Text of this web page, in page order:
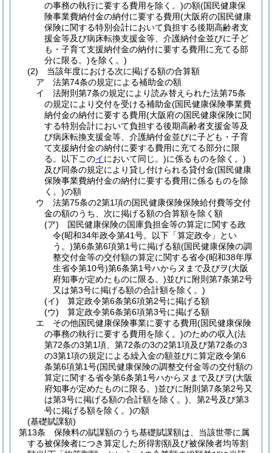
の事務の執行に要する費用を除く。)の額(国民健康保
険事業費納付金の納付に要する費用(大阪府の国民健康
保険に関する特別会計において負担する後期高齢者支
援金等及び病床転換支援金等、介護納付金並びに子ど
も・子育て支援納付金の納付に要する費用に充てる部
分に限る。)を除く。)
(2)
当該年度における次に掲げる額の合算額
ア
法第74条の規定による補助金の額
イ
法附則第7条の規定により読み替えられた法第75条
の規定により交付を受ける補助金(国民健康保険事業費
納付金の納付に要する費用(大阪府の国民健康保険に関
する特別会計において負担する後期高齢者支援金等及
び病床転換支援金等、介護納付金並びに子ども・子育
て支援納付金の納付に要する費用に充てる部分に限
る。以下このイにおいて同じ。)に係るものを除く。)
及び同条の規定により貸し付けられる貸付金(国民健康
保険事業費納付金の納付に要する費用に係るものを除
く。)の額
ウ
法第75条の2第1項の国民健康保険保険給付費等交付
金の額のうち、次に掲げる額の合算額を除く額
(ア)
国民健康保険の国庫負担金等の算定に関する政
令(昭和34年政令第41号。以下「算定政令」とい
う。)第6条第6項第1号に掲げる額(国民健康保険の調
整交付金等の交付額の算定に関する省令(昭和38年厚
生省令第10号)第6条第1号ハからヌまで及びヲ(大阪
府知事が定めたものに限る。)並びに附則第7条第2号
又は第3号に掲げる額の合計額を除く。)
(イ)
算定政令第6条第6項第2号に掲げる額
(ウ)
算定政令第6条第6項第3号に掲げる額
エ
その他国民健康保険事業に要する費用(国民健康保険
の事務の執行に要する費用を除く。)のための収入(法
第72条の3第1項、第72条の3の2第1項及び第72条の3
の3第1項の規定による繰入金の額並びに算定政令第6
条第6項第1号(国民健康保険の調整交付金等の交付額の
算定に関する省令第6条第1号ハからヌまで及びヲ(大阪
府知事が定めたものに限る。)並びに附則第7条第2号又
は第3号に掲げる額の合計額を除く。) 、第2号及び第3
号に掲げる額を除く。)の額
(基礎賦課額)
第13条
保険料の賦課額のうち基礎賦課額は、当該世帯に属
する被保険者につき算定した所得割額及び被保険者均等割